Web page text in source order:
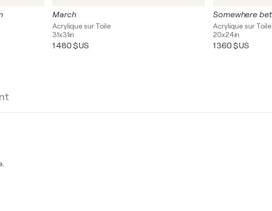
March
Acrylique sur Toile
31x31in
1 480 $US
Acrylique sur Toile
20x24in
1 360 $US